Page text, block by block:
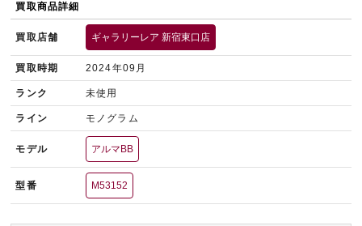
買取商品詳細
買取店舗 ギャラリーレア 新宿東口店
買取時期 2024年09月
ランク 未使用
ライン モノグラム
モデル アルマBB
型番 M53152